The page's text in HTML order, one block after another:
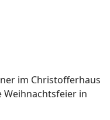
im Christofferhaus
Weihnachtsfeier in